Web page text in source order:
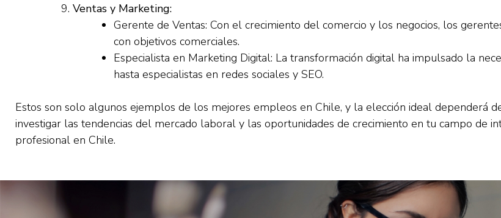
Ventas y Marketing:
Gerente de Ventas: Con el crecimiento del comercio y los negocios, los
con objetivos comerciales.
Especialista en Marketing Digital: La transformación digital ha impulsado la
hasta especialistas en redes sociales y SEO.
Estos son solo algunos ejemplos de los mejores empleos en Chile, y la elección ideal dependerá
investigar las tendencias del mercado laboral y las oportunidades de crecimiento en tu campo de
profesional en Chile.